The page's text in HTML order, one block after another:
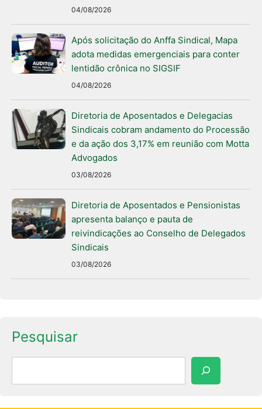
04/08/2026
Após solicitação do Anffa Sindical, Mapa
adota medidas emergenciais para conter
lentidão crônica no SIGSIF
04/08/2026
Diretoria de Aposentados e Delegacias
Sindicais cobram andamento do Processão
e da ação dos 3,17% em reunião com Motta
Advogados
03/08/2026
Diretoria de Aposentados e Pensionistas
apresenta balanço e pauta de
reivindicações ao Conselho de Delegados
Sindicais
03/08/2026
Pesquisar